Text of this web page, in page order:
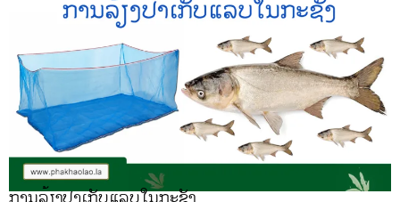
ການລ້ຽງປາເກັບແລບໃນກະຊັງ